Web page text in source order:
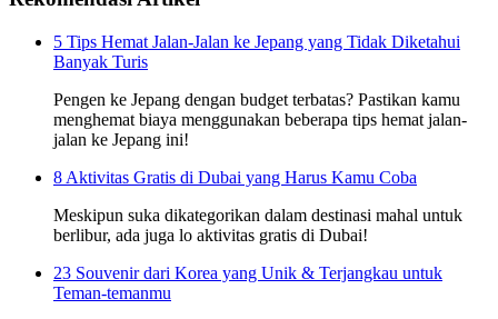
5 Tips Hemat Jalan-Jalan ke Jepang yang Tidak Diketahui
Banyak Turis
Pengen ke Jepang dengan budget terbatas? Pastikan kamu
menghemat biaya menggunakan beberapa tips hemat jalan-
jalan ke Jepang ini!
8 Aktivitas Gratis di Dubai yang Harus Kamu Coba
Meskipun suka dikategorikan dalam destinasi mahal untuk
berlibur, ada juga lo aktivitas gratis di Dubai!
23 Souvenir dari Korea yang Unik & Terjangkau untuk
Teman-temanmu